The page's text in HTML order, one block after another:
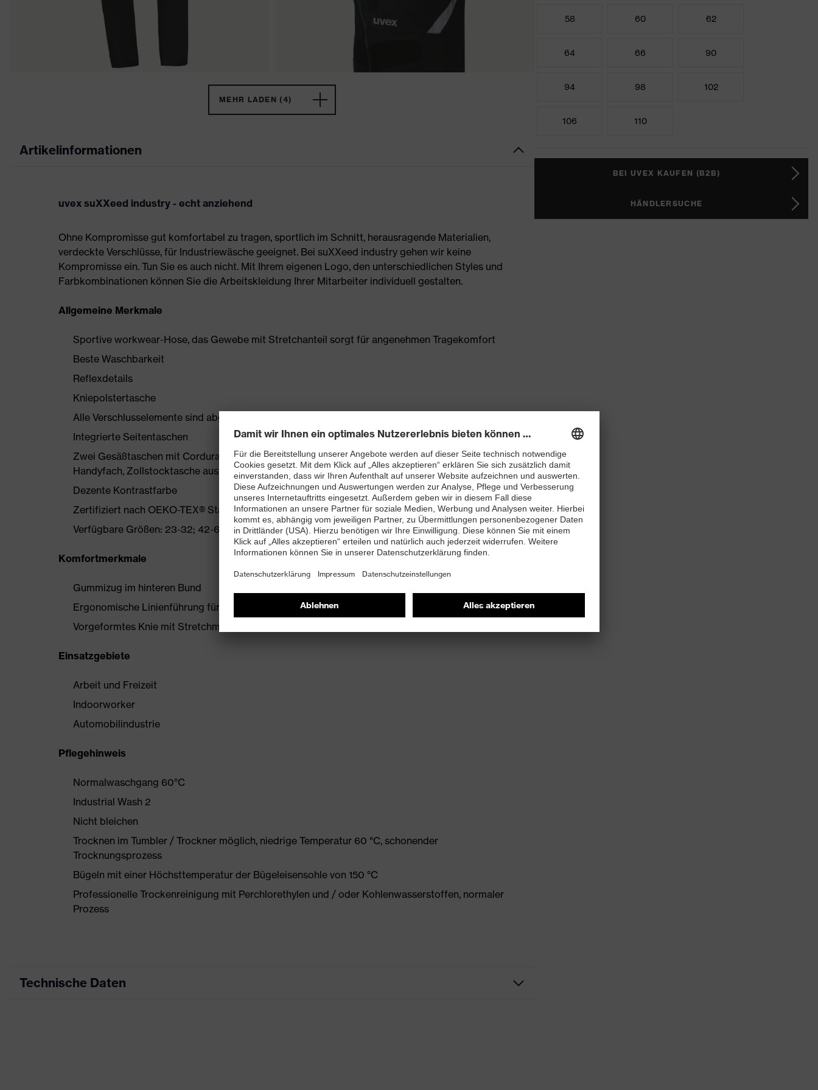
MEHR LADEN (4)
Artikelinformationen
uvex suXXeed industry - echt anziehend
Ohne Kompromisse gut komfortabel zu tragen, sportlich im Schnitt, herausragende Materialien,
verdeckte Verschlüsse, für Industriewäsche geeignet. Bei suXXeed industry gehen wir keine
Kompromisse ein. Tun Sie es auch nicht. Mit Ihrem eigenen Logo, den unterschiedlichen Styles und
Farbkombinationen können Sie die Arbeitskleidung Ihrer Mitarbeiter individuell gestalten.
Allgemeine Merkmale
Sportive workwear-Hose, das Gewebe mit Stretchanteil sorgt für angenehmen Tragekomfort
Beste Waschbarkeit
Reflexdetails
Kniepolstertasche
Alle Verschlusselemente sind abgedeckt
Integrierte Seitentaschen
Zwei Gesäßtaschen mit Cordura verstärkt, Schenkeltasche mit hohem Volumen und integriertem
Handyfach, Zollstocktasche aus Cordura
Dezente Kontrastfarbe
Zertifiziert nach OEKO-TEX® Standard 100
Verfügbare Größen: 23-32; 42-66 und 90-110
Komfortmerkmale
Gummizug im hinteren Bund
Ergonomische Linienführung für mehr Bewegungsfreiheit
Vorgeformtes Knie mit Stretchmaterial
Einsatzgebiete
Arbeit und Freizeit
Indoorworker
Automobilindustrie
Pflegehinweis
Normalwaschgang 60°C
Industrial Wash 2
Nicht bleichen
Trocknen im Tumbler / Trockner möglich, niedrige Temperatur 60 °C, schonender
Trocknungsprozess
Bügeln mit einer Höchsttemperatur der Bügeleisensohle von 150 °C
Professionelle Trockenreinigung mit Perchlorethylen und / oder Kohlenwasserstoffen, normaler
Prozess
Technische Daten
58 60 62
64 66 90
94 98 102
106 110
BEI UVEX KAUFEN (B2B)
HÄNDLERSUCHE